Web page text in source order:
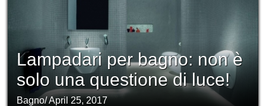
Lampadari per bagno: non è
solo una questione di luce!
Bagno/April 25, 2017